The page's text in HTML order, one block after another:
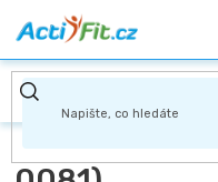
na
obsah